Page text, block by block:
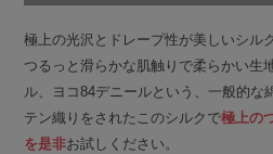
極上の光沢とドレープ性が美しいシル
つるっと滑らかな肌触りで柔らかい生
ル、ヨコ84デニールという、一般的な
テン織りをされたこのシルクで極上の
を是非お試しください。